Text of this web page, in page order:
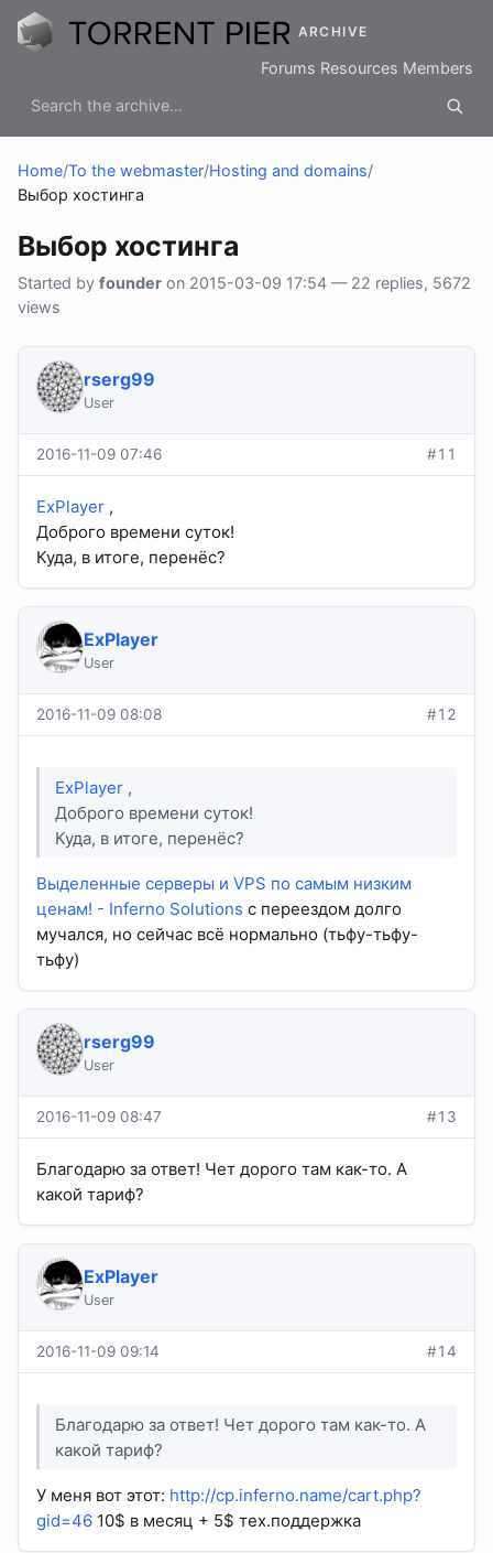
ARCHIVE
Forums Resources Members
Home/To the webmaster/Hosting and domains/
Выбор хостинга
Выбор хостинга
Started by founder on 2015-03-09 17:54 — 22 replies, 5672
views
rserg99
User
2016-11-09 07:46 #11
ExPlayer ,
Доброго времени суток!
Куда, в итоге, перенёс?
ExPlayer
User
2016-11-09 08:08 #12
ExPlayer ,
Доброго времени суток!
Куда, в итоге, перенёс?
Выделенные серверы и VPS по самым низким
ценам! - Inferno Solutions с переездом долго
мучался, но сейчас всё нормально (тьфу-тьфу-
тьфу)
rserg99
User
2016-11-09 08:47 #13
Благодарю за ответ! Чет дорого там как-то. А
какой тариф?
ExPlayer
User
2016-11-09 09:14 #14
Благодарю за ответ! Чет дорого там как-то. А
какой тариф?
У меня вот этот: http://cp.inferno.name/cart.php?
gid=46 10$ в месяц + 5$ тех.поддержка